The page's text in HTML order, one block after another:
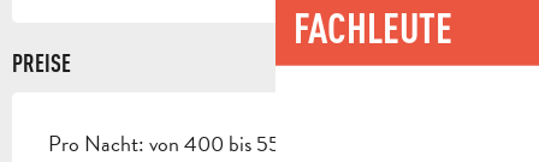
FACHLEUTE
PREISE
Pro Nacht: von 400 bis 550 €.